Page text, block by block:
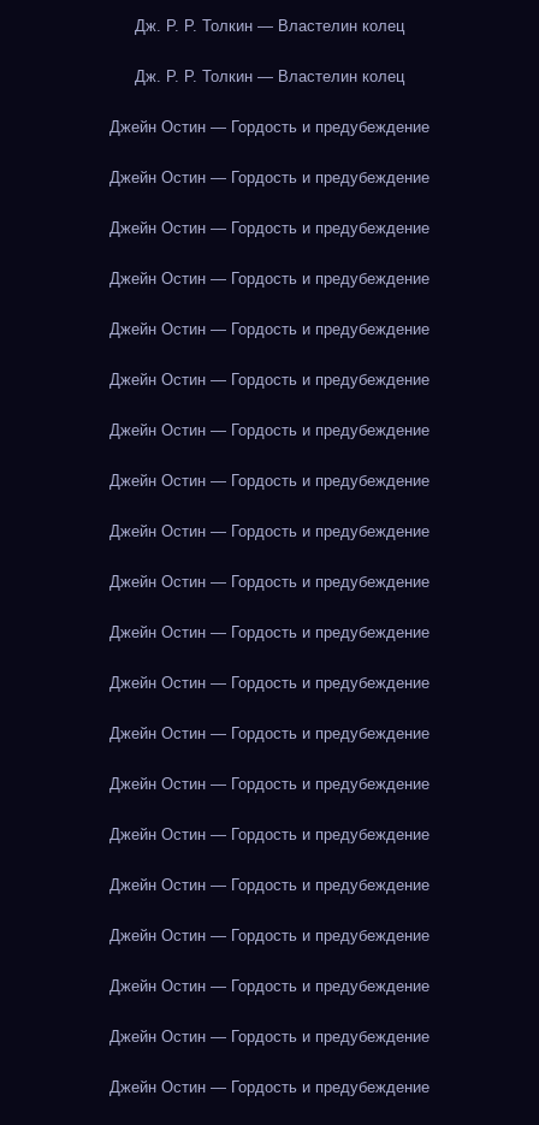
Дж. Р. Р. Толкин — Властелин колец
Дж. Р. Р. Толкин — Властелин колец
Джейн Остин — Гордость и предубеждение
Джейн Остин — Гордость и предубеждение
Джейн Остин — Гордость и предубеждение
Джейн Остин — Гордость и предубеждение
Джейн Остин — Гордость и предубеждение
Джейн Остин — Гордость и предубеждение
Джейн Остин — Гордость и предубеждение
Джейн Остин — Гордость и предубеждение
Джейн Остин — Гордость и предубеждение
Джейн Остин — Гордость и предубеждение
Джейн Остин — Гордость и предубеждение
Джейн Остин — Гордость и предубеждение
Джейн Остин — Гордость и предубеждение
Джейн Остин — Гордость и предубеждение
Джейн Остин — Гордость и предубеждение
Джейн Остин — Гордость и предубеждение
Джейн Остин — Гордость и предубеждение
Джейн Остин — Гордость и предубеждение
Джейн Остин — Гордость и предубеждение
Джейн Остин — Гордость и предубеждение